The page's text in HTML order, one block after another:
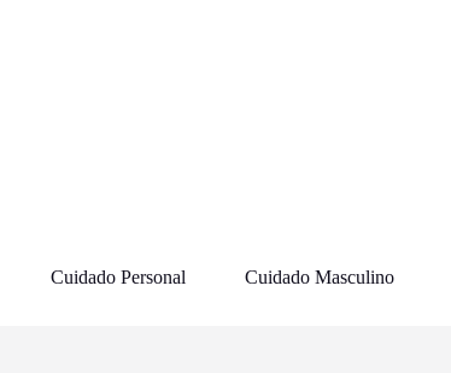
Cuidado Personal Cuidado Masculino